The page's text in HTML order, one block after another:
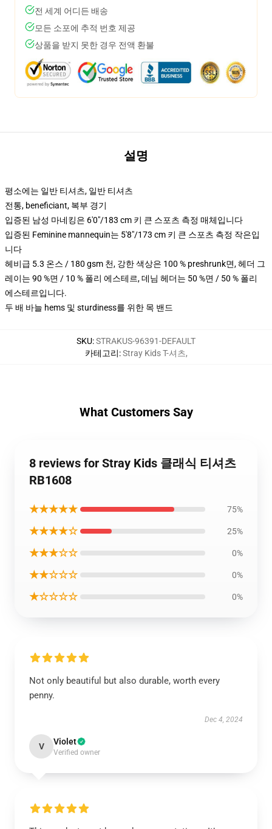
전 세계 어디든 배송
모든 소포에 추적 번호 제공
상품을 받지 못한 경우 전액 환불
설명
평소에는 일반 티셔츠, 일반 티셔츠
전통, beneficiant, 복부 경기
입증된 남성 마네킹은 6'0"/183 cm 키 큰 스포츠 측정 매체입니다
입증된 Feminine mannequin는 5'8"/173 cm 키 큰 스포츠 측정 작은입
니다
헤비급 5.3 온스 / 180 gsm 천, 강한 색상은 100 % preshrunk면, 헤더 그
레이는 90 %면 / 10 % 폴리 에스테르, 데님 헤더는 50 %면 / 50 % 폴리
에스테르입니다.
두 배 바늘 hems 및 sturdiness를 위한 목 밴드
SKU:STRAKUS-96391-DEFAULT
카테고리:Stray Kids T-셔츠,
What Customers Say
8 reviews for Stray Kids 클래식 티셔츠
RB1608
★★★★★ 75%
★★★★☆ 25%
★★★☆☆ 0%
★★☆☆☆ 0%
★☆☆☆☆ 0%
Not only beautiful but also durable, worth every
penny.
Dec 4, 2024
V Violet
Verified owner